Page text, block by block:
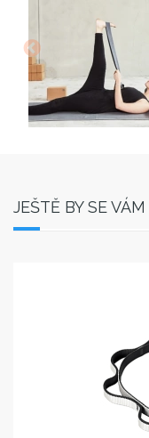
JEŠTĚ BY SE